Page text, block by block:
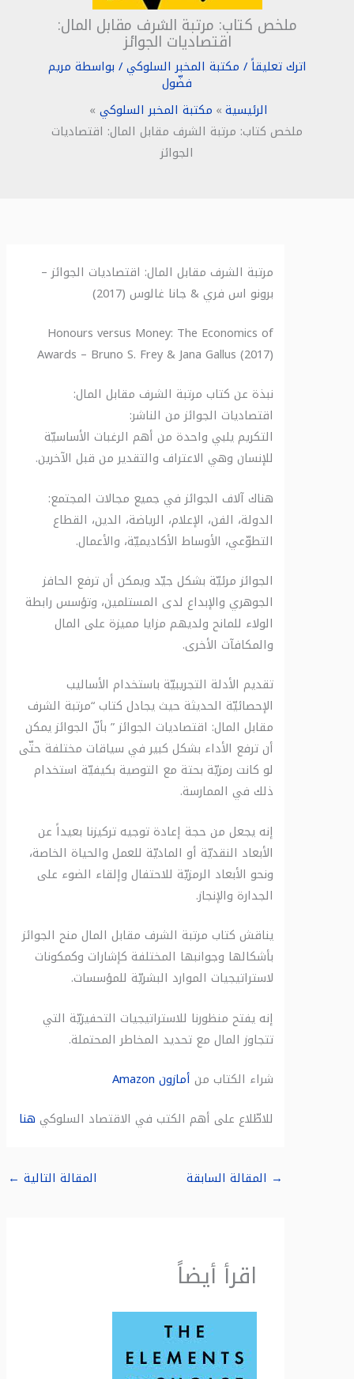
ملخص كتاب: مرتبة الشرف مقابل المال:
اقتصاديات الجوائز
اترك تعليقاً/مكتبة المخبر السلوكي/ بواسطةمريم
فضّول
الرئيسية مكتبة المخبر السلوكي
ملخص كتاب: مرتبة الشرف مقابل المال: اقتصاديات
الجوائز
مرتبة الشرف مقابل المال: اقتصاديات الجوائز –
برونو اس فري & جانا غالوس (2017)
Honours versus Money: The Economics of
Awards – Bruno S. Frey & Jana Gallus (2017)
نبذة عن كتاب مرتبة الشرف مقابل المال:
اقتصاديات الجوائز من الناشر:
التكريم يلبي واحدة من أهم الرغبات الأساسيّة
للإنسان وهي الاعتراف والتقدير من قبل الآخرين.
هناك آلاف الجوائز في جميع مجالات المجتمع:
الدولة، الفن، الإعلام، الرياضة، الدين، القطاع
التطوّعي، الأوساط الأكاديميّة، والأعمال.
الجوائز مرئيّة بشكل جيّد ويمكن أن ترفع الحافز
الجوهري والإبداع لدى المستلمين، وتؤسس رابطة
الولاء للمانح ولديهم مزايا مميزة على المال
والمكافآت الأخرى.
تقديم الأدلة التجريبيّة باستخدام الأساليب
الإحصائيّة الحديثة حيث يجادل كتاب “مرتبة الشرف
مقابل المال: اقتصاديات الجوائز ” بأنّ الجوائز يمكن
أن ترفع الأداء بشكل كبير في سياقات مختلفة حتّى
لو كانت رمزيّة بحتة مع التوصية بكيفيّة استخدام
ذلك في الممارسة.
إنه يجعل من حجة إعادة توجيه تركيزنا بعيداً عن
الأبعاد النقديّة أو الماديّة للعمل والحياة الخاصة،
ونحو الأبعاد الرمزيّة للاحتفال وإلقاء الضوء على
الجدارة والإنجاز.
يناقش كتاب مرتبة الشرف مقابل المال منح الجوائز
بأشكالها وجوانبها المختلفة كإشارات وكمكونات
لاستراتيجيات الموارد البشريّة للمؤسسات.
إنه يفتح منظورنا للاستراتيجيات التحفيزيّة التي
تتجاوز المال مع تحديد المخاطر المحتملة.
شراء الكتاب منأمازونAmazon
للاطّلاع على أهم الكتب في الاقتصاد السلوكيهنا
المقالة السابقة المقالة التالية←
اقرأ أيضاً